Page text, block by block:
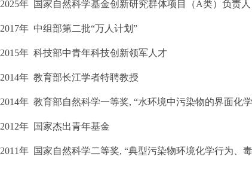
2025年 国家自然科学基金创新研究群体项目（A类）负责人
2017年 中组部第二批“万人计划”
2015年 科技部中青年科技创新领军人才
2014年 教育部长江学者特聘教授
2014年 教育部自然科学一等奖, “水环境中污染物的界面化
2012年 国家杰出青年基金
2011年 国家自然科学二等奖, “典型污染物环境化学行为、